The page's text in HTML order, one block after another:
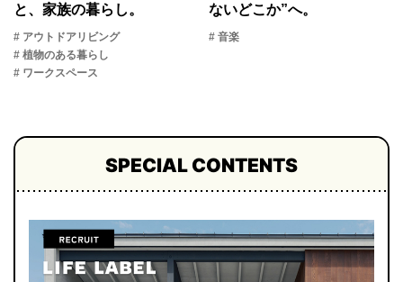
と、家族の暮らし。
# アウトドアリビング
# 植物のある暮らし
# ワークスペース
ないどこか”へ。
# 音楽
SPECIAL CONTENTS